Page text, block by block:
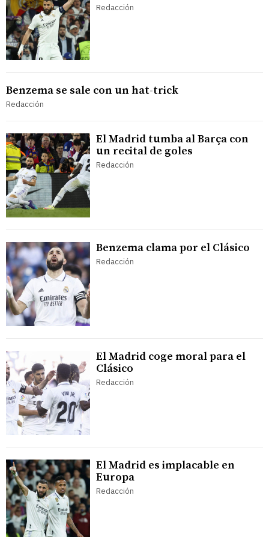
Redacción
Benzema se sale con un hat-trick
Redacción
El Madrid tumba al Barça con
un recital de goles
Redacción
Benzema clama por el Clásico
Redacción
El Madrid coge moral para el
Clásico
Redacción
El Madrid es implacable en
Europa
Redacción